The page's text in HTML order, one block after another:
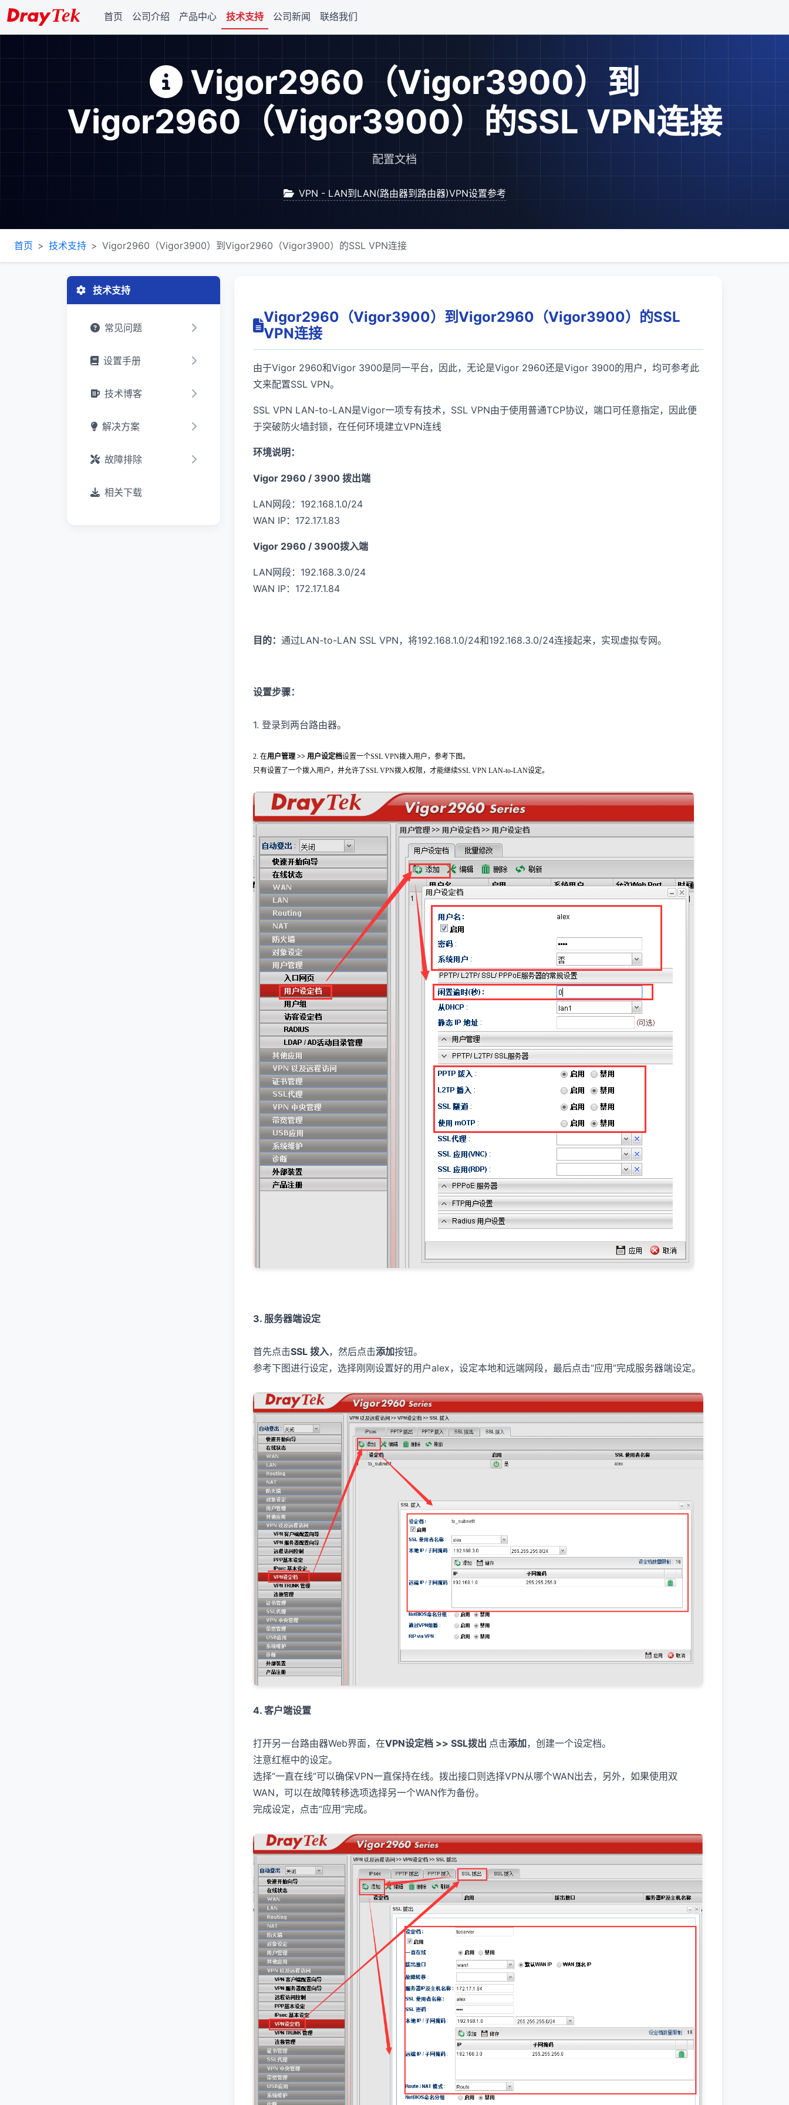
首页 公司介绍 产品中心 技术支持 公司新闻 联络我们
Vigor2960（Vigor3900）到
Vigor2960（Vigor3900）的SSL VPN连接
配置文档
VPN - LAN到LAN(路由器到路由器)VPN设置参考
首页 技术支持 Vigor2960（Vigor3900）到Vigor2960（Vigor3900）的SSL VPN连接
技术支持
常见问题
设置手册
技术博客
解决方案
故障排除
相关下载
Vigor2960（Vigor3900）到Vigor2960（Vigor3900）的SSL
VPN连接
由于Vigor 2960和Vigor 3900是同一平台，因此，无论是Vigor 2960还是Vigor 3900的用户，均可参考此
文来配置SSL VPN。
SSL VPN LAN-to-LAN是Vigor一项专有技术，SSL VPN由于使用普通TCP协议，端口可任意指定，因此便
于突破防火墙封锁，在任何环境建立VPN连线
环境说明：
Vigor 2960 / 3900 拨出端
LAN网段：192.168.1.0/24
WAN IP：172.17.1.83
Vigor 2960 / 3900拨入端
LAN网段：192.168.3.0/24
WAN IP：172.17.1.84
目的： 通过LAN-to-LAN SSL VPN，将192.168.1.0/24和192.168.3.0/24连接起来，实现虚拟专网。
设置步骤：
1. 登录到两台路由器。
2. 在用户管理 >> 用户设定档设置一个SSL VPN拨入用户，参考下图。
只有设置了一个拨入用户，并允许了SSL VPN拨入权限，才能继续SSL VPN LAN-to-LAN设定。
3. 服务器端设定
首先点击SSL 拨入，然后点击添加按钮。
参考下图进行设定，选择刚刚设置好的用户alex，设定本地和远端网段，最后点击“应用”完成服务器端设定。
4. 客户端设置
打开另一台路由器Web界面，在VPN设定档 >> SSL拨出 点击添加，创建一个设定档。
注意红框中的设定。
选择“一直在线”可以确保VPN一直保持在线。拨出接口则选择VPN从哪个WAN出去，另外，如果使用双
WAN，可以在故障转移选项选择另一个WAN作为备份。
完成设定，点击“应用”完成。